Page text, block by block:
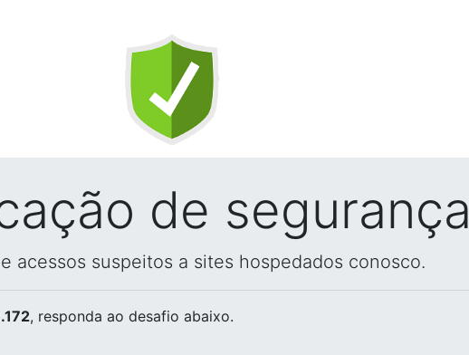
de segurança
acessos suspeitos a sites hospedados conosco.
, responda ao desafio abaixo.